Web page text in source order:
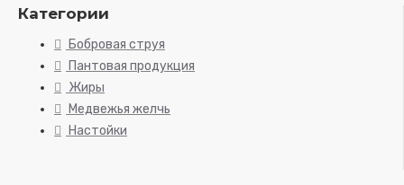
Категории
Бобровая струя
Пантовая продукция
Жиры
Медвежья желчь
Настойки